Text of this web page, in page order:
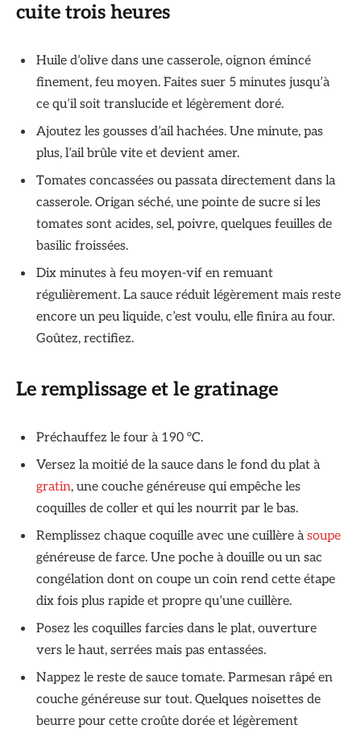
cuite trois heures
Huile d’olive dans une casserole, oignon émincé
finement, feu moyen. Faites suer 5 minutes jusqu’à
ce qu’il soit translucide et légèrement doré.
Ajoutez les gousses d’ail hachées. Une minute, pas
plus, l’ail brûle vite et devient amer.
Tomates concassées ou passata directement dans la
casserole. Origan séché, une pointe de sucre si les
tomates sont acides, sel, poivre, quelques feuilles de
basilic froissées.
Dix minutes à feu moyen-vif en remuant
régulièrement. La sauce réduit légèrement mais reste
encore un peu liquide, c’est voulu, elle finira au four.
Goûtez, rectifiez.
Le remplissage et le gratinage
Préchauffez le four à 190 °C.
Versez la moitié de la sauce dans le fond du plat à
gratin, une couche généreuse qui empêche les
coquilles de coller et qui les nourrit par le bas.
Remplissez chaque coquille avec une cuillère à soupe
généreuse de farce. Une poche à douille ou un sac
congélation dont on coupe un coin rend cette étape
dix fois plus rapide et propre qu’une cuillère.
Posez les coquilles farcies dans le plat, ouverture
vers le haut, serrées mais pas entassées.
Nappez le reste de sauce tomate. Parmesan râpé en
couche généreuse sur tout. Quelques noisettes de
beurre pour cette croûte dorée et légèrement